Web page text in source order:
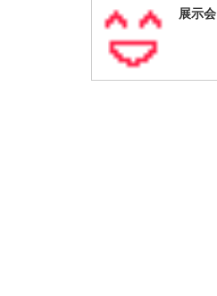
展示会